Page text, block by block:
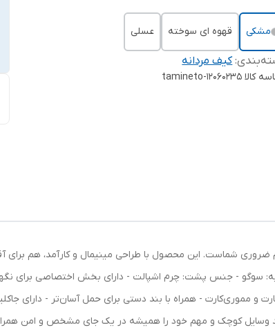
مشکی قهوه ای سوخته عسلی
:کیف مردانه
کالا tamineto-12060235
شماست. این محصول با طراحی مینیمال و کارآمد، هم برای
- جنس پشت: چرم اشپالت - دارای بخش اختصاصی برای
مموری‌کارت - همراه با بند دستی برای حمل آسان‌تر - دارای
وسایل کوچک و مهم خود را همیشه در یک جای مشخص و امن